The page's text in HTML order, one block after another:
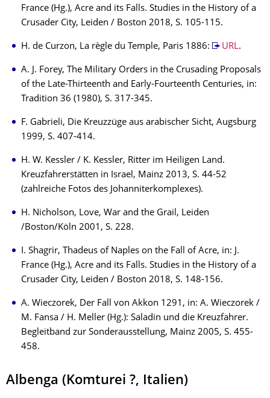
France (Hg.), Acre and its Falls. Studies in the History of a
Crusader City, Leiden / Boston 2018, S. 105-115.
H. de Curzon, La règle du Temple, Paris 1886: URL.
A. J. Forey, The Military Orders in the Crusading Proposals
of the Late-Thirteenth and Early-Fourteenth Centuries, in:
Tradition 36 (1980), S. 317-345.
F. Gabrieli, Die Kreuzzüge aus arabischer Sicht, Augsburg
1999, S. 407-414.
H. W. Kessler / K. Kessler, Ritter im Heiligen Land.
Kreuzfahrerstätten in Israel, Mainz 2013, S. 44-52
(zahlreiche Fotos des Johanniterkomplexes).
H. Nicholson, Love, War and the Grail, Leiden
/Boston/Köln 2001, S. 228.
I. Shagrir, Thadeus of Naples on the Fall of Acre, in: J.
France (Hg.), Acre and its Falls. Studies in the History of a
Crusader City, Leiden / Boston 2018, S. 148-156.
A. Wieczorek, Der Fall von Akkon 1291, in: A. Wieczorek /
M. Fansa / H. Meller (Hg.): Saladin und die Kreuzfahrer.
Begleitband zur Sonderausstellung, Mainz 2005, S. 455-
458.
Albenga (Komturei ?, Italien)